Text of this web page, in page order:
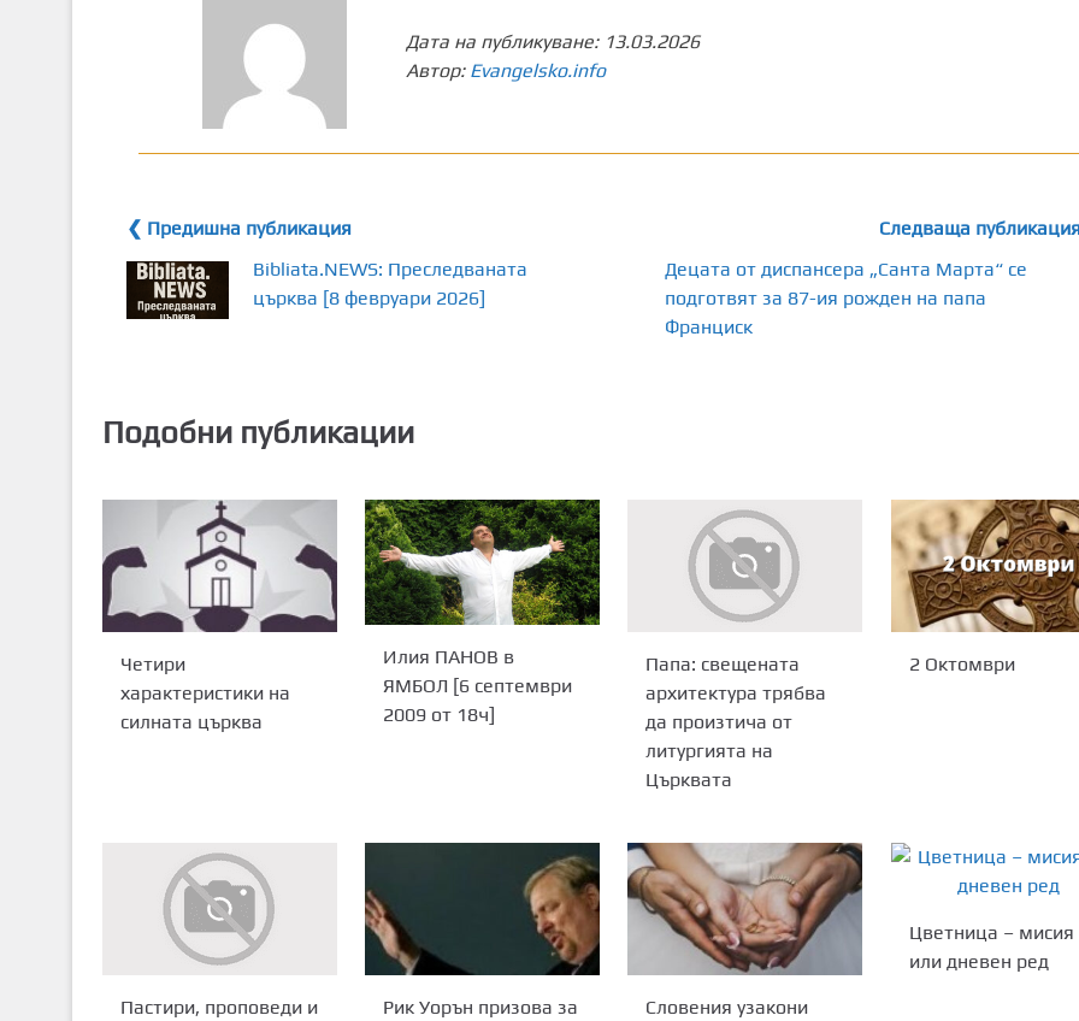
Дата на публикуване: 13.03.2026
Автор: Evangelsko.info
❮ Предишна публикация
Bibliata.NEWS: Преследваната
църква [8 февруари 2026]
Следваща
Децата от диспансера „Санта Марта“ се
подготвят за 87-ия рожден на папа
Франциск
Подобни публикации
Четири
характеристики на
силната църква
Илия ПАНОВ в
ЯМБОЛ [6 септември
2009 от 18ч]
Папа: свещената
архитектура трябва
да произтича от
литургията на
Църквата
2 Октомври
Пастири, проповеди и
Рик Уорън призова за
Словения узакони
Цветница – мисия
или дневен ред